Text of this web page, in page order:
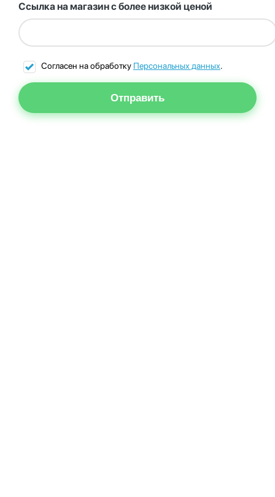
Ссылка на магазин с более низкой ценой
Согласен на обработку Персональных данных.
Отправить